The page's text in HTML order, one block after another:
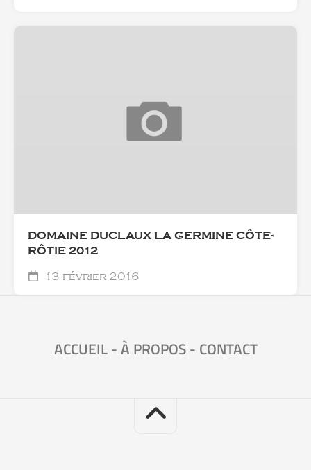
DOMAINE DUCLAUX LA GERMINE CÔTE-
RÔTIE 2012
13 février 2016
ACCUEIL-À PROPOS- CONTACT